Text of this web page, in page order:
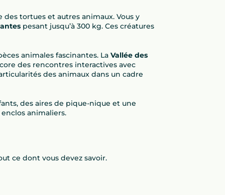
tortues et autres animaux. Vous y
pesant jusqu’à 300 kg. Ces créatures
animales fascinantes. La Vallée des
des rencontres interactives avec
des animaux dans un cadre
des aires de pique-nique et une
animaliers.
ce dont vous devez savoir.